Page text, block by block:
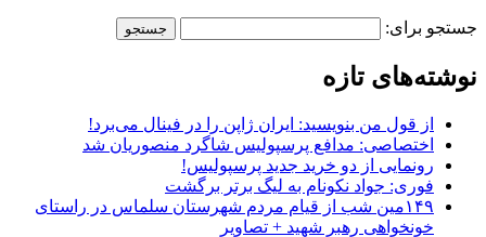
جستجو برای:
نوشته‌های تازه
از قول من بنویسید: ایران ژاپن را در فینال می‌برد!
اختصاصی: مدافع پرسپولیس شاگرد منصوریان شد
رونمایی از دو خرید جدید پرسپولیس!
فوری: جواد نکونام به لیگ برتر برگشت
۱۴۹مین شب از قیام مردم شهرستان سلماس در راستای
خونخواهی رهبر شهید + تصاویر